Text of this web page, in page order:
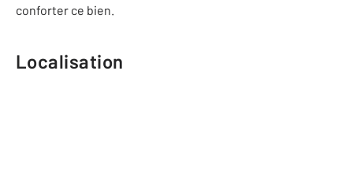
conforter ce bien.
Localisation